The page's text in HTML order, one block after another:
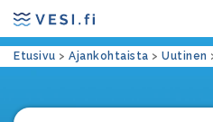
Etusivu > Ajankohtaista > Uutinen